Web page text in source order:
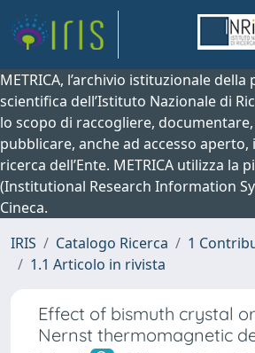
METRICA, l’archivio istituzionale
scientifica dell’Istituto Nazionale di
lo scopo di raccogliere,
pubblicare, anche ad accesso
ricerca dell’Ente. METRICA utilizza la
(Institutional Research Information
Cineca.
IRIS
Catalogo Ricerca
1
1.1 Articolo in rivista
Effect of bismuth crystal
Nernst thermomagnetic